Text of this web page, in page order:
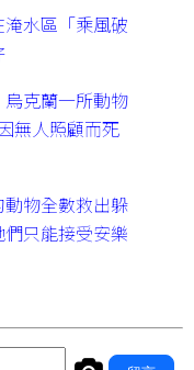
水區「乘風破
克蘭一所動物
無人照顧而死
動物全數救出躲
只能接受安樂